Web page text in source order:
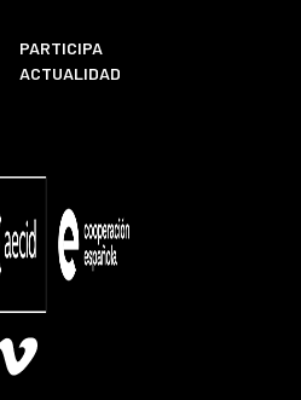
PARTICIPA
ACTUALIDAD